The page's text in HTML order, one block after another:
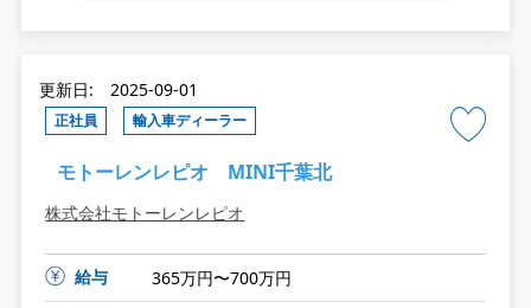
更新日: 2025-09-01
正社員 輸入車ディーラー
モトーレンレピオ MINI千葉北
株式会社モトーレンレピオ
給与
365万円〜700万円